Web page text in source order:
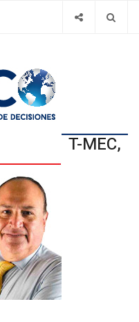
T-MEC,